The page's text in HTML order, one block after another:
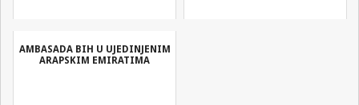
AMBASADA BIH U UJEDINJENIM
ARAPSKIM EMIRATIMA